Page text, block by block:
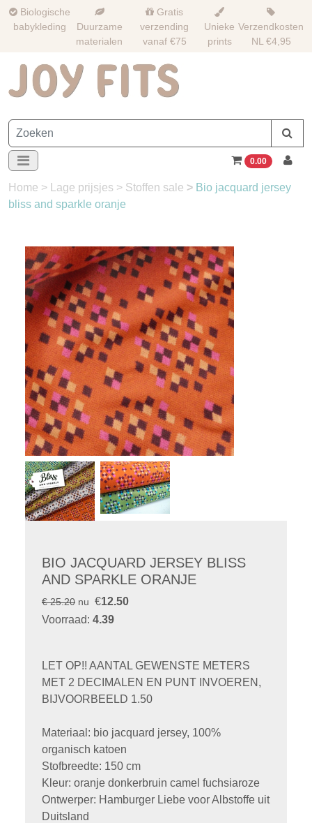
Biologische
babykleding
Duurzame
materialen
Gratis
verzending
vanaf €75
Unieke
prints
Verzendkosten
NL €4,95
0.00
Home > Lage prijsjes > Stoffen sale > Bio jacquard jersey
bliss and sparkle oranje
BIO JACQUARD JERSEY BLISS
AND SPARKLE ORANJE
€ 25.20 nu €12.50
Voorraad: 4.39
LET OP!! AANTAL GEWENSTE METERS
MET 2 DECIMALEN EN PUNT INVOEREN,
BIJVOORBEELD 1.50
Materiaal: bio jacquard jersey, 100%
organisch katoen
Stofbreedte: 150 cm
Kleur: oranje donkerbruin camel fuchsiaroze
Ontwerper: Hamburger Liebe voor Albstoffe uit
Duitsland